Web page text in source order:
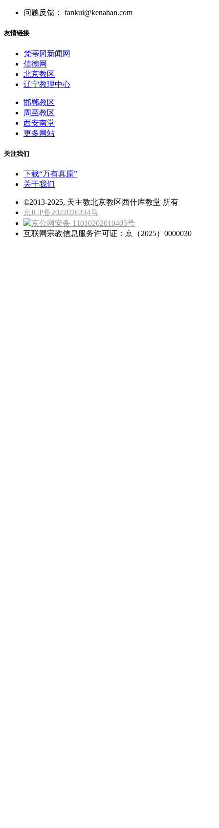
问题反馈： fankui@kenahan.com
友情链接
梵蒂冈新闻网
信德网
北京教区
辽宁教理中心
邯郸教区
周至教区
西安南堂
更多网站
关注我们
下载“万有真原”
关于我们
©2013-2025, 天主教北京教区西什库教堂 所有
京ICP备2022026334号
京公网安备 11010202010405号
互联网宗教信息服务许可证：京（2025）0000030